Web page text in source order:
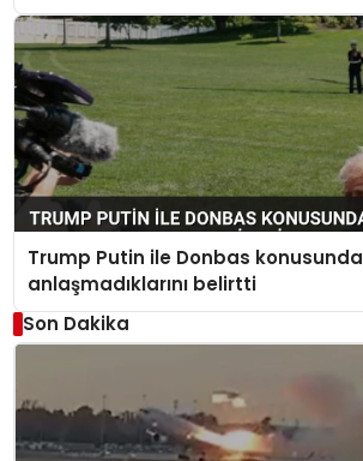
Trump Putin ile Donbas konusunda
anlaşmadıklarını belirtti
Son Dakika